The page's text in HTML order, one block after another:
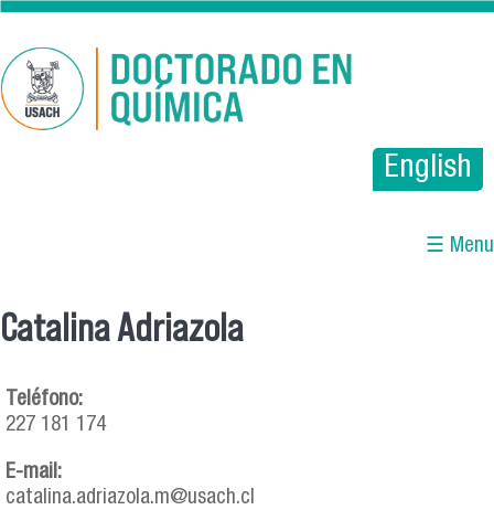
Pasar al contenido principal
English
☰ Menu
Catalina Adriazola
Teléfono:
227 181 174
E-mail:
catalina.adriazola.m@usach.cl